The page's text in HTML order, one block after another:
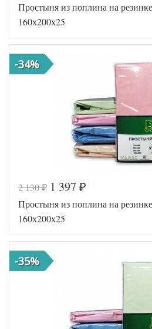
Артикул
AL460704
Размер
простыни
160х200
Производитель
Код товара
516-677
Артикул
AL460704
Размер
простыни
160х200
Производитель
Простыня из поплина на
160х200х25
-34%
2 130₽ 1 397 ₽
Простыня из поплина на
160х200х25
-35%